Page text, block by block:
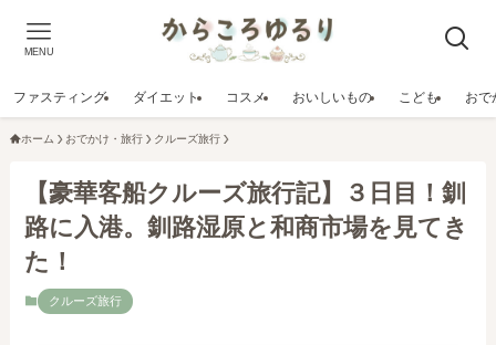
MENU
ファスティング ダイエット コスメ おいしいもの こども おで
ホーム おでかけ・旅行 クルーズ旅行
【豪華客船クルーズ旅行記】３日目！釧
路に入港。釧路湿原と和商市場を見てき
た！
クルーズ旅行